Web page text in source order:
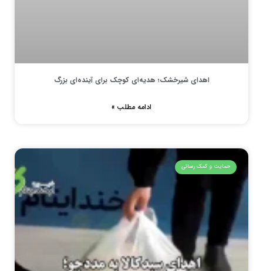
اهدای شیرخشک؛ هدیه‌ای کوچک برای آینده‌ای بزرگ
ادامه مطلب »
حمایت و کمک رسانی